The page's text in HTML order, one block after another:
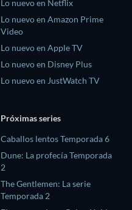
Lo nuevo en Netflix
Lo nuevo en Amazon Prime
Video
Lo nuevo en Apple TV
Lo nuevo en Disney Plus
Lo nuevo en JustWatch TV
Próximas series
Caballos lentos Temporada 6
Dune: La profecía Temporada
2
The Gentlemen: La serie
Temporada 2